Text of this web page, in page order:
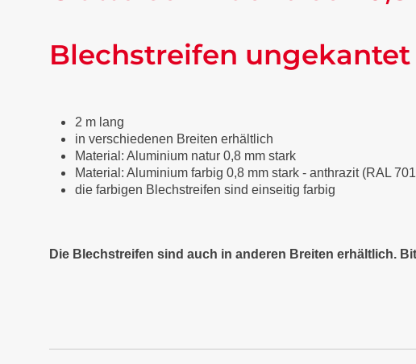
Blechstreifen ungekantet
2 m lang
in verschiedenen Breiten erhältlich
Material: Aluminium natur 0,8 mm stark
Material: Aluminium farbig 0,8 mm stark - anthrazit (RAL
die farbigen Blechstreifen sind einseitig farbig
Die Blechstreifen sind auch in anderen Breiten erhältlich.